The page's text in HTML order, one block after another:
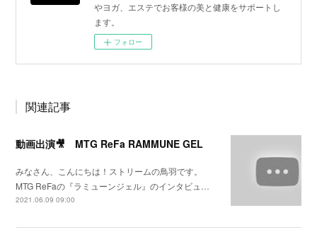
やヨガ、エステでお客様の美と健康をサポートし
ます。
フォロー
関連記事
動画出演🎥 MTG ReFa RAMMUNE GEL
みなさん、こんにちは！ストリームの鳥羽です。
MTG ReFaの『ラミューンジェル』のインタビュ…
2021.06.09 09:00